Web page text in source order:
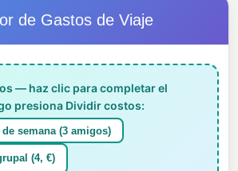
de Gastos de Viaje
— haz clic para completar el
presiona Dividir costos:
semana (3 amigos)
(4, €)